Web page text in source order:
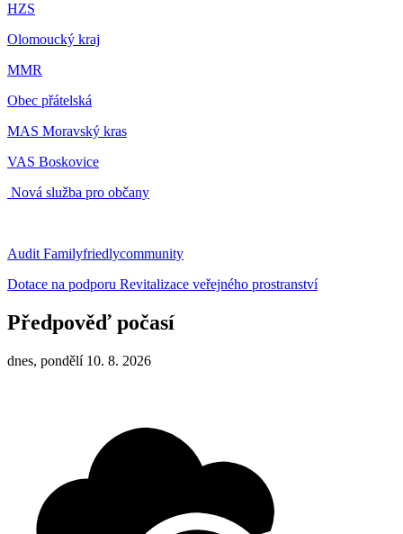
HZS
Olomoucký kraj
MMR
Obec přátelská
MAS Moravský kras
VAS Boskovice
Nová služba pro občany
Audit Familyfriedlycommunity
Dotace na podporu Revitalizace veřejného prostranství
Předpověď počasí
dnes, pondělí 10. 8. 2026